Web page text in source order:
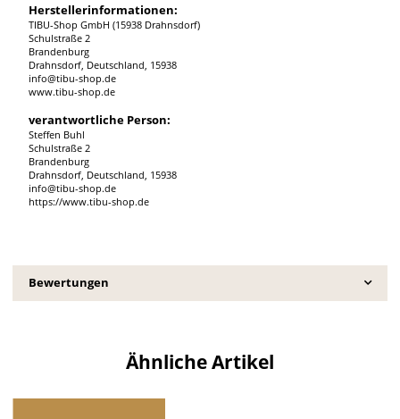
Herstellerinformationen:
TIBU-Shop GmbH (15938 Drahnsdorf)
Schulstraße 2
Brandenburg
Drahnsdorf, Deutschland, 15938
info@tibu-shop.de
www.tibu-shop.de
verantwortliche Person:
Steffen Buhl
Schulstraße 2
Brandenburg
Drahnsdorf, Deutschland, 15938
info@tibu-shop.de
https://www.tibu-shop.de
Bewertungen
Ähnliche Artikel